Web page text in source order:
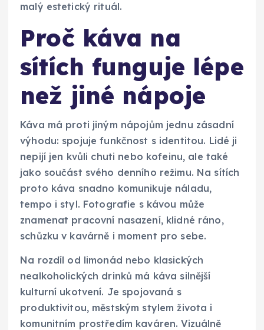
malý estetický rituál.
Proč káva na
sítích funguje lépe
než jiné nápoje
Káva má proti jiným nápojům jednu zásadní
výhodu: spojuje funkčnost s identitou. Lidé ji
nepijí jen kvůli chuti nebo kofeinu, ale také
jako součást svého denního režimu. Na sítích
proto káva snadno komunikuje náladu,
tempo i styl. Fotografie s kávou může
znamenat pracovní nasazení, klidné ráno,
schůzku v kavárně i moment pro sebe.
Na rozdíl od limonád nebo klasických
nealkoholických drinků má káva silnější
kulturní ukotvení. Je spojovaná s
produktivitou, městským stylem života i
komunitním prostředím kaváren. Vizuálně